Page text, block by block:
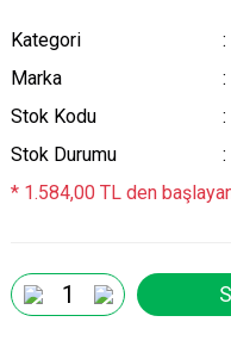
Kategori
Marka
Stok Kodu
Stok Durumu
* 1.584,00 TL den